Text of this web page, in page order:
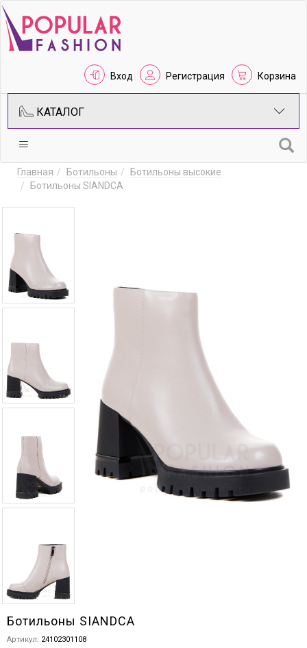
Вход Регистрация Корзина
КАТАЛОГ
Главная Ботильоны
Ботильоны высокие
Ботильоны SIANDCA
Ботильоны SIANDCA
Артикул: 24102301108